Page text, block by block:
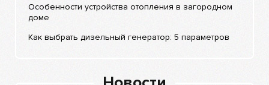
Особенности устройства отопления в загородном
доме
Как выбрать дизельный генератор: 5 параметров